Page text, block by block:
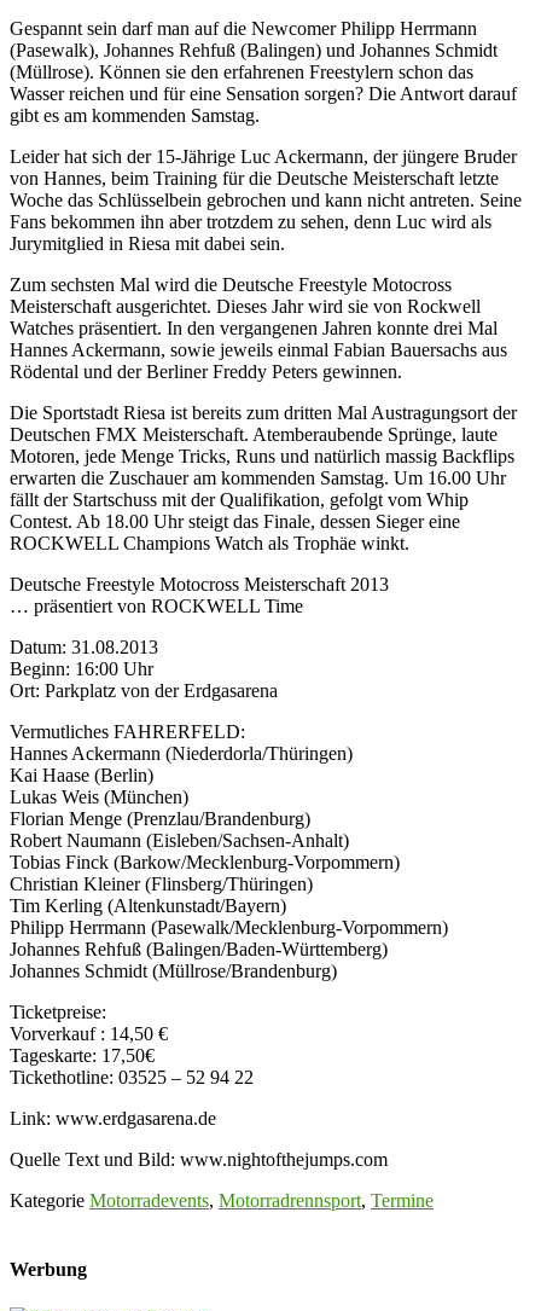
Gespannt sein darf man auf die Newcomer Philipp Herrmann
(Pasewalk), Johannes Rehfuß (Balingen) und Johannes Schmidt
(Müllrose). Können sie den erfahrenen Freestylern schon das
Wasser reichen und für eine Sensation sorgen? Die Antwort darauf
gibt es am kommenden Samstag.
Leider hat sich der 15-Jährige Luc Ackermann, der jüngere Bruder
von Hannes, beim Training für die Deutsche Meisterschaft letzte
Woche das Schlüsselbein gebrochen und kann nicht antreten. Seine
Fans bekommen ihn aber trotzdem zu sehen, denn Luc wird als
Jurymitglied in Riesa mit dabei sein.
Zum sechsten Mal wird die Deutsche Freestyle Motocross
Meisterschaft ausgerichtet. Dieses Jahr wird sie von Rockwell
Watches präsentiert. In den vergangenen Jahren konnte drei Mal
Hannes Ackermann, sowie jeweils einmal Fabian Bauersachs aus
Rödental und der Berliner Freddy Peters gewinnen.
Die Sportstadt Riesa ist bereits zum dritten Mal Austragungsort der
Deutschen FMX Meisterschaft. Atemberaubende Sprünge, laute
Motoren, jede Menge Tricks, Runs und natürlich massig Backflips
erwarten die Zuschauer am kommenden Samstag. Um 16.00 Uhr
fällt der Startschuss mit der Qualifikation, gefolgt vom Whip
Contest. Ab 18.00 Uhr steigt das Finale, dessen Sieger eine
ROCKWELL Champions Watch als Trophäe winkt.
Deutsche Freestyle Motocross Meisterschaft 2013
… präsentiert von ROCKWELL Time
Datum: 31.08.2013
Beginn: 16:00 Uhr
Ort: Parkplatz von der Erdgasarena
Vermutliches FAHRERFELD:
Hannes Ackermann (Niederdorla/Thüringen)
Kai Haase (Berlin)
Lukas Weis (München)
Florian Menge (Prenzlau/Brandenburg)
Robert Naumann (Eisleben/Sachsen-Anhalt)
Tobias Finck (Barkow/Mecklenburg-Vorpommern)
Christian Kleiner (Flinsberg/Thüringen)
Tim Kerling (Altenkunstadt/Bayern)
Philipp Herrmann (Pasewalk/Mecklenburg-Vorpommern)
Johannes Rehfuß (Balingen/Baden-Württemberg)
Johannes Schmidt (Müllrose/Brandenburg)
Ticketpreise:
Vorverkauf : 14,50 €
Tageskarte: 17,50€
Tickethotline: 03525 – 52 94 22
Link: www.erdgasarena.de
Quelle Text und Bild: www.nightofthejumps.com
Kategorie Motorradevents, Motorradrennsport, Termine
Werbung